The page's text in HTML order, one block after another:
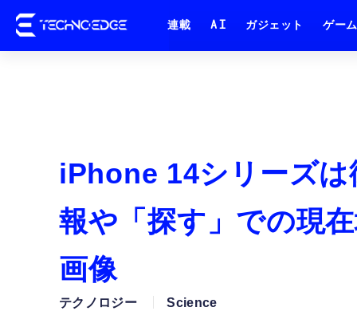
連載 AI ガジェット ゲーム
iPhone 14シリーズは
報や「探す」での現
画像
テクノロジー Science